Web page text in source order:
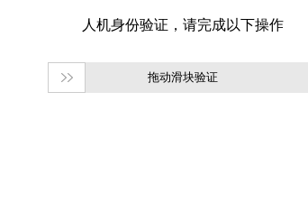
拖动滑块验证